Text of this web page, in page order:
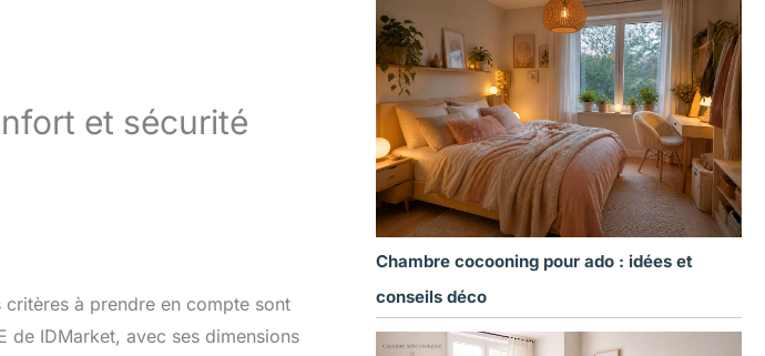
et sécurité
à prendre en compte sont
de IDMarket, avec ses dimensions
Chambre cocooning pour ado : idées et
conseils déco